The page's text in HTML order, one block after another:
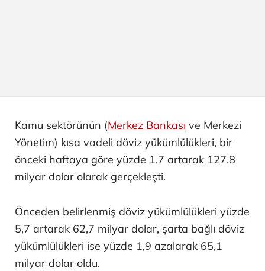
Kamu sektörünün (Merkez Bankası ve Merkezi
Yönetim) kısa vadeli döviz yükümlülükleri, bir
önceki haftaya göre yüzde 1,7 artarak 127,8
milyar dolar olarak gerçekleşti.
Önceden belirlenmiş döviz yükümlülükleri yüzde
5,7 artarak 62,7 milyar dolar, şarta bağlı döviz
yükümlülükleri ise yüzde 1,9 azalarak 65,1
milyar dolar oldu.